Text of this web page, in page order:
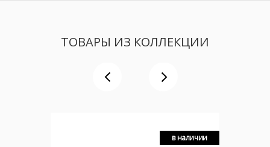
ТОВАРЫ ИЗ КОЛЛЕКЦИИ
в наличии